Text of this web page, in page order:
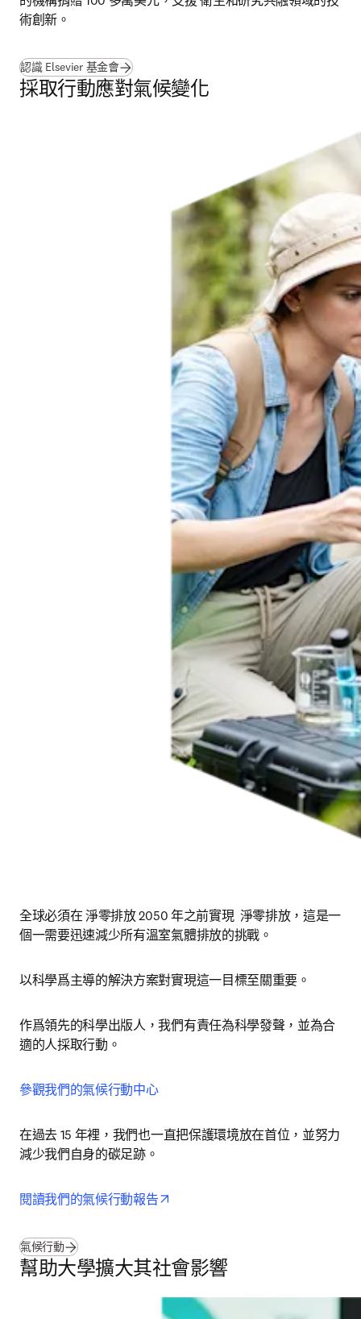
術創新。
認識 Elsevier 基金會(打開新的分頁／視窗
採取行動應對氣候變化
全球必須在 淨零排放 2050 年之前實現  淨零排放，這是一
個一需要迅速減少所有溫室氣體排放的挑戰。
以科學爲主導的解決方案對實現這一目標至關重要。
作爲領先的科學出版人，我們有責任為科學發聲，並為合
適的人採取行動。
參觀我們的氣候行動中心
在過去 15 年裡，我們也一直把保護環境放在首位，並努力
減少我們自身的碳足跡。
閱讀我們的氣候行動報告
氣候行動
幫助大學擴大其社會影響